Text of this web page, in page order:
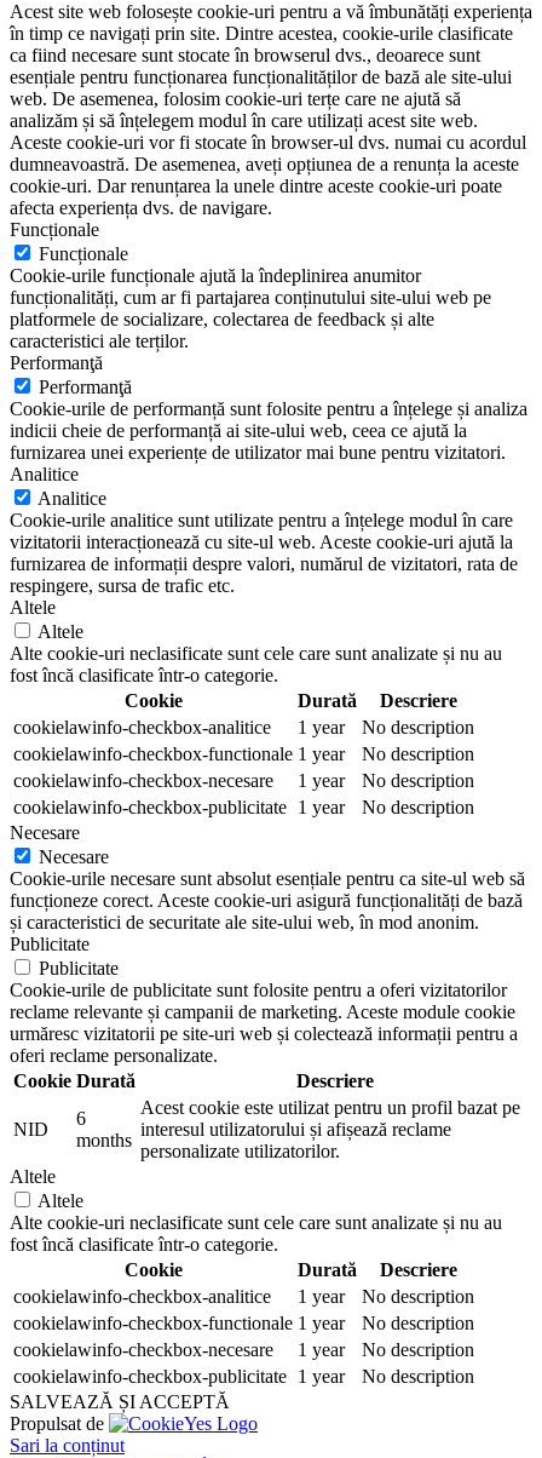
Acest site web folosește cookie-uri pentru a vă îmbunătăți experiența
în timp ce navigați prin site. Dintre acestea, cookie-urile clasificate
ca fiind necesare sunt stocate în browserul dvs., deoarece sunt
esențiale pentru funcționarea funcționalităților de bază ale site-ului
web. De asemenea, folosim cookie-uri terțe care ne ajută să
analizăm și să înțelegem modul în care utilizați acest site web.
Aceste cookie-uri vor fi stocate în browser-ul dvs. numai cu acordul
dumneavoastră. De asemenea, aveți opțiunea de a renunța la aceste
cookie-uri. Dar renunțarea la unele dintre aceste cookie-uri poate
afecta experiența dvs. de navigare.
Funcționale
Funcționale
Cookie-urile funcționale ajută la îndeplinirea anumitor
funcționalități, cum ar fi partajarea conținutului site-ului web pe
platformele de socializare, colectarea de feedback și alte
caracteristici ale terților.
Performanţă
Performanţă
Cookie-urile de performanță sunt folosite pentru a înțelege și analiza
indicii cheie de performanță ai site-ului web, ceea ce ajută la
furnizarea unei experiențe de utilizator mai bune pentru vizitatori.
Analitice
Analitice
Cookie-urile analitice sunt utilizate pentru a înțelege modul în care
vizitatorii interacționează cu site-ul web. Aceste cookie-uri ajută la
furnizarea de informații despre valori, numărul de vizitatori, rata de
respingere, sursa de trafic etc.
Altele
Altele
Alte cookie-uri neclasificate sunt cele care sunt analizate și nu au
fost încă clasificate într-o categorie.
Cookie
Durată
Descriere
cookielawinfo-checkbox-analitice
1 year
No description
cookielawinfo-checkbox-functionale 1 year
No description
cookielawinfo-checkbox-necesare
1 year
No description
cookielawinfo-checkbox-publicitate 1 year
No description
Necesare
Necesare
Cookie-urile necesare sunt absolut esențiale pentru ca site-ul web să
funcționeze corect. Aceste cookie-uri asigură funcționalități de bază
și caracteristici de securitate ale site-ului web, în mod anonim.
Publicitate
Publicitate
Cookie-urile de publicitate sunt folosite pentru a oferi vizitatorilor
reclame relevante și campanii de marketing. Aceste module cookie
urmăresc vizitatorii pe site-uri web și colectează informații pentru a
oferi reclame personalizate.
Cookie Durată Descriere
NID
6
months
Acest cookie este utilizat pentru un profil bazat pe
interesul utilizatorului și afișează reclame
personalizate utilizatorilor.
Altele
Altele
Alte cookie-uri neclasificate sunt cele care sunt analizate și nu au
fost încă clasificate într-o categorie.
Cookie
Durată
Descriere
cookielawinfo-checkbox-analitice
1 year
No description
cookielawinfo-checkbox-functionale 1 year
No description
cookielawinfo-checkbox-necesare
1 year
No description
cookielawinfo-checkbox-publicitate 1 year
No description
SALVEAZĂ ȘI ACCEPTĂ
Propulsat de
Sari la conținut